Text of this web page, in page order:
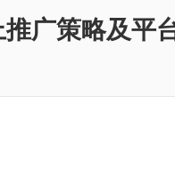
广策略及平